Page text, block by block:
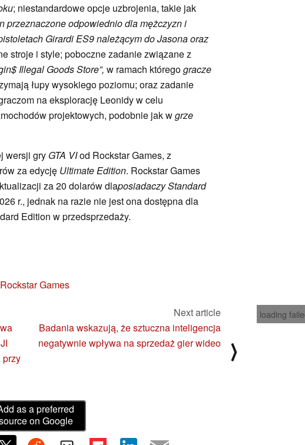
; niestandardowe opcje uzbrojenia, takie jak
przeznaczone odpowiednio dla mężczyzn i
Girardi ES9 należącym do Jasona oraz
stroje i style; poboczne zadanie związane z
Illegal Goods Store”, w ramach któregogracze
łupy wysokiego poziomu; oraz zadanie
na eksplorację Leonidy w celu
projektowych, podobnie jak wgrze
wersji gry GTA VIod Rockstar Games, z
za edycję Ultimate Edition. Rockstar Games
za 20 dolarów dlaposiadaczy Standard
r., jednak na razie nie jest ona dostępna dla
Edition w przedsprzedaży.
Games
loading
przy
Next article
Badania wskazują, że sztuczna inteligencja
negatywnie wpływa na sprzedaż gier wideo
⟩
as a preferred
on Google